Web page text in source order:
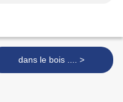
dans le bois .... >